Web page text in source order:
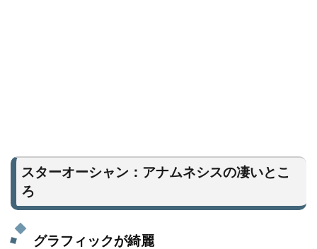
スターオーシャン：アナムネシスの凄いとこ
ろ
グラフィックが綺麗